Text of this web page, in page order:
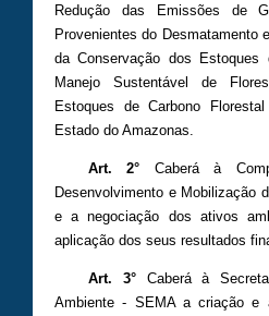
Redução das Emissões de
Provenientes do Desmatamento
da Conservação dos Estoques
Manejo Sustentável de
Estoques de Carbono
Estado do Amazonas.
Art. 2° Caberá à
Desenvolvimento e Mobilização
e a negociação dos ativos
aplicação dos seus resultados
Art. 3°Caberá à
Ambiente - SEMA a criação e